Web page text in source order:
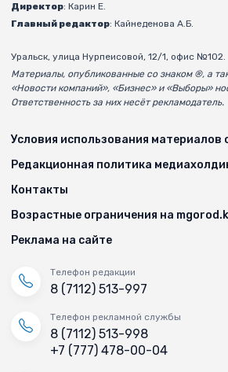
Директор: Карин Е.
Главный редактор: Кайнеденова А.Б.
Уральск, улица Нурпеисовой, 12/1, офис №102.
Материалы, опубликованные со знаком ®, а
«Новости компаний», «Бизнес» и «Выборы»
Ответственность за них несёт рекламодатель.
Условия использования материалов
Редакционная политика
Контакты
Возрастные ограничения на
Реклама на сайте
Телефон редакции
8 (7112) 513-997
Телефон рекламной службы
8 (7112) 513-998
+7 (777) 478-00-04